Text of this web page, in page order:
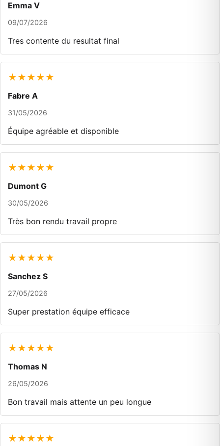
Emma V
09/07/2026
Tres contente du resultat final
★★★★★
Fabre A
31/05/2026
Équipe agréable et disponible
★★★★★
Dumont G
30/05/2026
Très bon rendu travail propre
★★★★★
Sanchez S
27/05/2026
Super prestation équipe efficace
★★★★★
Thomas N
26/05/2026
Bon travail mais attente un peu longue
★★★★★